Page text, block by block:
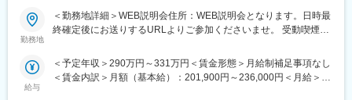
て構いません。（後日の面接調整も可能です）
■補足：本求人に応募後、選考会予約が出来ましたら、WEB会議
参加用のURL・詳細情報をお送り致します。
す
■日時：月・木／13:30～15:00
勤務地
＜勤務地詳細＞WEB説明会住所：WEB説明会となります。日時最
終確定後にお送りするURLよりご参加くださいませ。 受動喫煙対
給与
＜予定年収＞290万円～331万円＜賃金形態＞月給制補足事項なし
＜賃金内訳＞月額（基本給）：201,900円～236,000円＜月給＞